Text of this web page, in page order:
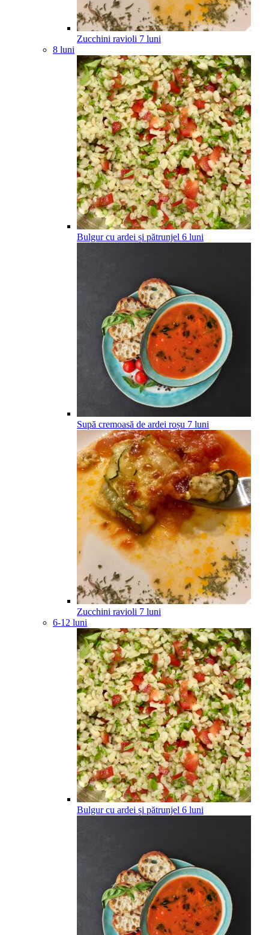
Zucchini ravioli 7 luni
8 luni
Bulgur cu ardei și pătrunjel 6 luni
Supă cremoasă de ardei roșu 7 luni
Zucchini ravioli 7 luni
6-12 luni
Bulgur cu ardei și pătrunjel 6 luni